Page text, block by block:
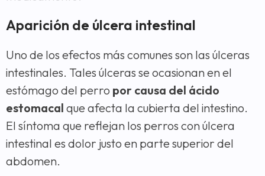
Aparición de úlcera intestinal
Uno de los efectos más comunes son las úlceras
intestinales. Tales úlceras se ocasionan en el
estómago del perro por causa del ácido
estomacal que afecta la cubierta del intestino.
El síntoma que reflejan los perros con úlcera
intestinal es dolor justo en parte superior del
abdomen.